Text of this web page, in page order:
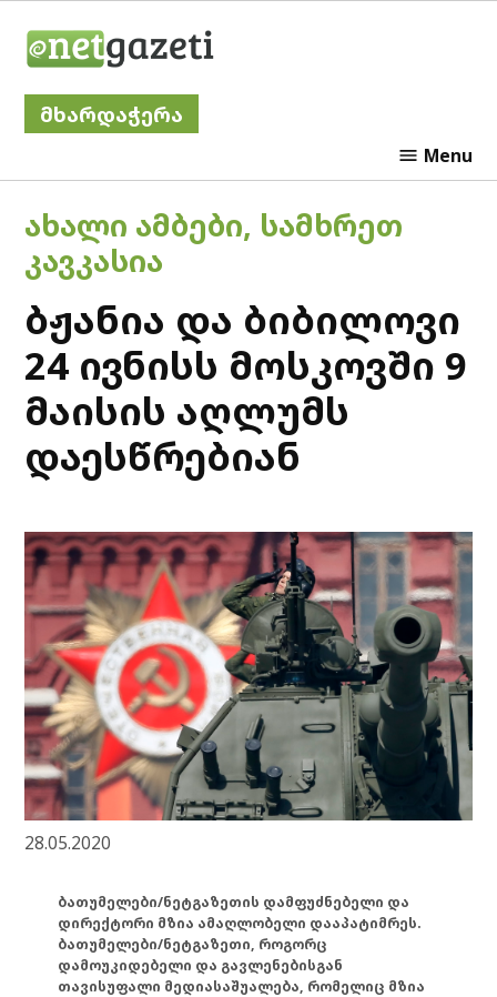
მხარდაჭერა
Menu
POSTED
IN
ᲐᲮᲐᲚᲘ ᲐᲛᲑᲔᲑᲘ, ᲡᲐᲛᲮᲠᲔᲗ
ᲙᲐᲕᲙᲐᲡᲘᲐ
ბჟანია და ბიბილოვი
24 ივნისს მოსკოვში 9
მაისის აღლუმს
დაესწრებიან
28.05.2020
ბათუმელები/ნეტგაზეთის დამფუძნებელი და
დირექტორი მზია ამაღლობელი დააპატიმრეს.
ბათუმელები/ნეტგაზეთი, როგორც
დამოუკიდებელი და გავლენებისგან
თავისუფალი მედიასაშუალება, რომელიც მზია